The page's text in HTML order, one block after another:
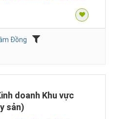
Đồng
doanh Khu vực
sản)